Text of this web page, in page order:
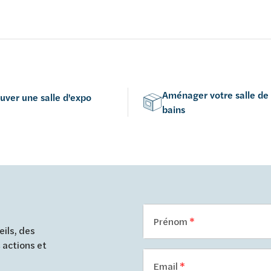
une salle d'expo
Aménager votre salle de
bains
des
actions et
Prénom
Email